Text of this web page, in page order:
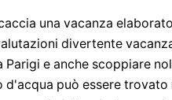
una vacanza
divertente
Parigi e anche scoppiare
d'acqua può essere